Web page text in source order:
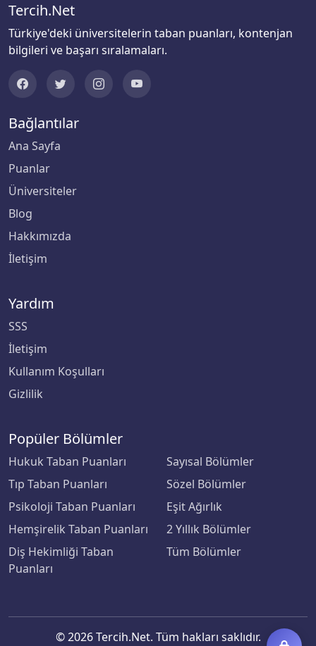
Bingöl Üniversitesi
Biruni Üniversitesi
Bitlis Eren Üniversitesi
Boğaziçi Üniversitesi
Bolu Abant İzzet Baysal Üniversitesi
Burdur Mehmet Akif Ersoy Üniversitesi
Bursa Uludağ Üniversitesi
Çankaya Üniversitesi
Çankırı Karatekin Üniversitesi
Demiroğlu Bilim Üniversitesi
Doğu Akdeniz Üniversitesi
Doğuş Üniversitesi
Düzce Üniversitesi
Tercih.Net
Türkiye'deki üniversitelerin taban puanları, kontenjan
bilgileri ve başarı sıralamaları.
Bağlantılar
Ana Sayfa
Puanlar
Üniversiteler
Blog
Hakkımızda
İletişim
Yardım
SSS
İletişim
Kullanım Koşulları
Gizlilik
Popüler Bölümler
Hukuk Taban Puanları
Tıp Taban Puanları
Psikoloji Taban Puanları
Hemşirelik Taban Puanları
Diş Hekimliği Taban
Puanları
Sayısal Bölümler
Sözel Bölümler
Eşit Ağırlık
2 Yıllık Bölümler
Tüm Bölümler
© 2026 Tercih.Net. Tüm hakları saklıdır.